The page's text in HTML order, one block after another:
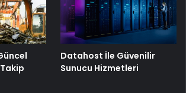
Datahost İle Güvenilir
Sunucu Hizmetleri